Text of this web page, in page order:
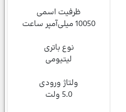
ظرفیت اسمی
10050 میلی‌آمپر ساعت
نوع باتری
لیتیومی
ولتاژ ورودی
5.0 ولت